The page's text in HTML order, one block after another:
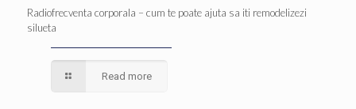
Radiofrecventa corporala – cum te poate ajuta sa iti remodelizezi
silueta
Read more